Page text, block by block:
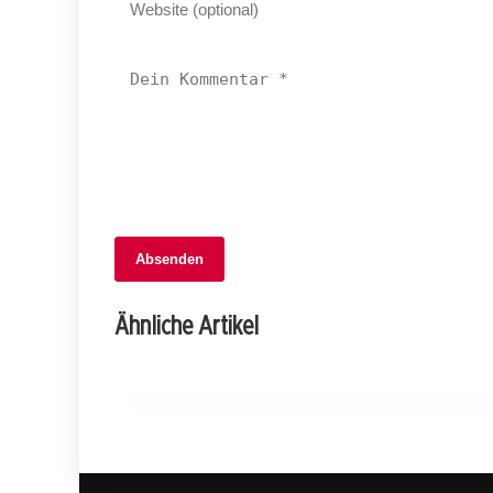
Absenden
Ähnliche Artikel
Landrat beschließt wichtiges
Entlastungspaket: Steueränderungen